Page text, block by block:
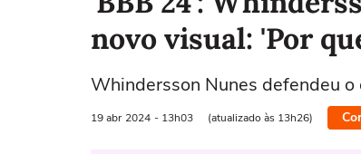
novo visual: 'Por
Whindersson Nunes defendeu
19 abr 2024 - 13h03 (atualizado às 13h26)